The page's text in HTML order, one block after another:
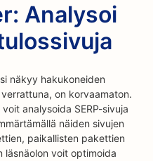
Analysoi
näkyy hakukoneiden
on korvaamaton.
analysoida SERP-sivuja
näiden sivujen
paikallisten pakettien
läsnäolon voit optimoida